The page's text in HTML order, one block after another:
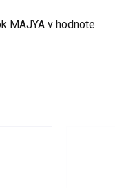
MAJYA v hodnote